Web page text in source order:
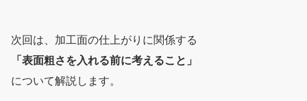
次回は、加工面の仕上がりに関係する
「表面粗さを入れる前に考えること」
について解説します。